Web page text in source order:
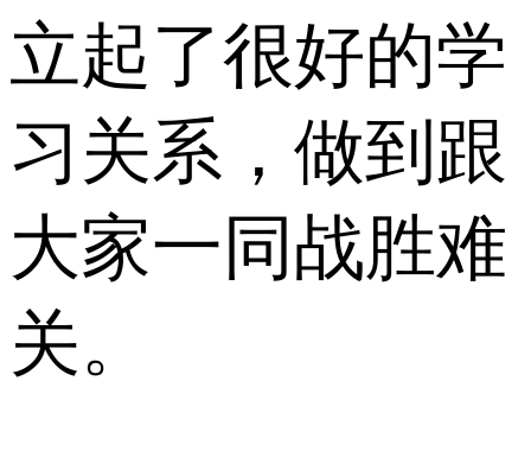
立起了很好的学
习关系，做到跟
大家一同战胜难
关。